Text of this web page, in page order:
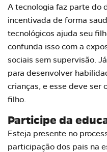
A tecnologia faz parte do
incentivada de forma
tecnológicos ajuda seu
confunda isso com a
sociais sem supervisão.
para desenvolver
crianças, e esse deve ser
filho.
Participe da
Esteja presente no
participação dos pais na